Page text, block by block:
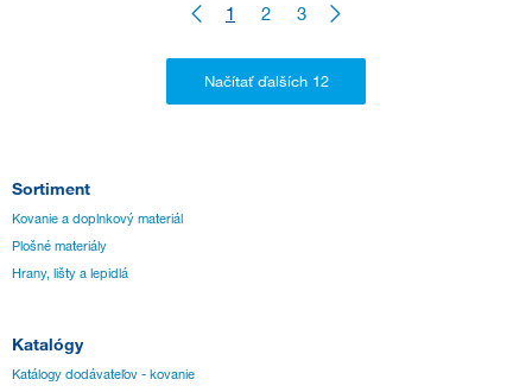
1 2 3
Sortiment
Kovanie a doplnkový materiál
Plošné materiály
Hrany, lišty a lepidlá
Katalógy
Katálogy dodávateľov - kovanie